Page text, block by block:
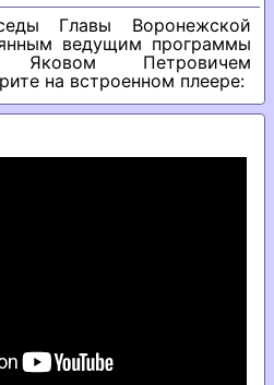
Главы Воронежской
ведущим программы
Петровичем
на встроенном плеере: